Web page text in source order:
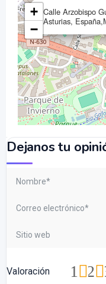
Calle Arzobispo
Asturias,
+
−
Dejanos tu
Valoración 2
1